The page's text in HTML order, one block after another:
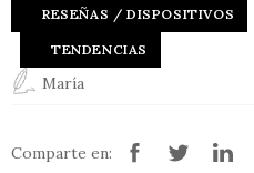
RESEÑAS / DISPOSITIVOS
TENDENCIAS
María
Comparte en: